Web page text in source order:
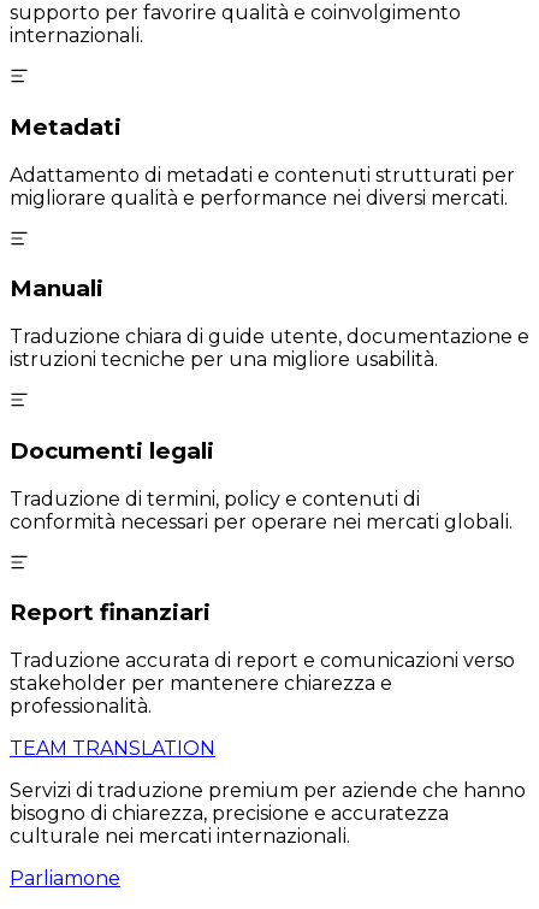
supporto per favorire qualità e coinvolgimento
internazionali.
Metadati
Adattamento di metadati e contenuti strutturati per
migliorare qualità e performance nei diversi mercati.
Manuali
Traduzione chiara di guide utente, documentazione e
istruzioni tecniche per una migliore usabilità.
Documenti legali
Traduzione di termini, policy e contenuti di
conformità necessari per operare nei mercati globali.
Report finanziari
Traduzione accurata di report e comunicazioni verso
stakeholder per mantenere chiarezza e
professionalità.
TEAM TRANSLATION
Servizi di traduzione premium per aziende che hanno
bisogno di chiarezza, precisione e accuratezza
culturale nei mercati internazionali.
Parliamone